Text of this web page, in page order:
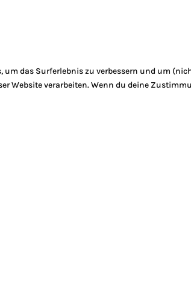
das Surferlebnis zu verbessern und um
Website verarbeiten. Wenn du deine